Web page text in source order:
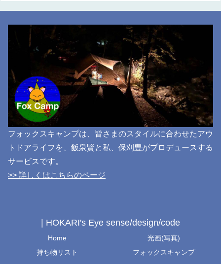
フォックスキャンプは、皆さまのスタイルに合わせたアウ
トドアライフを、飯泉賢と私、保刈豊がプロデュースする
サービスです。
>> 詳しくはこちらのページ
| HOKARI's Eye sense/design/code
Home
光画(写真)
持ち物リスト
フォックスキャンプ